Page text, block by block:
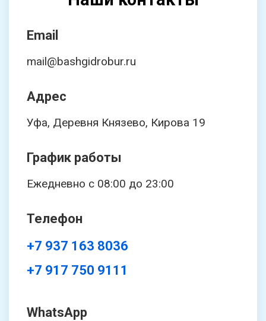
Email
mail@bashgidrobur.ru
Адрес
Уфа, Деревня Князево, Кирова 19
График работы
Ежедневно с 08:00 до 23:00
Телефон
+7 937 163 8036
+7 917 750 9111
WhatsApp